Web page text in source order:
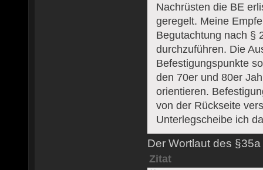
Nachrüsten die BE
geregelt. Meine
Begutachtung nach §
durchzuführen. Die
Befestigungspunkte
den 70er und 80er
orientieren.
von der Rückseite
Unterlegscheibe ich
Der Wortlaut des
Zitat